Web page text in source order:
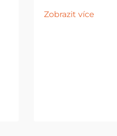
měl by
Zobrazit více